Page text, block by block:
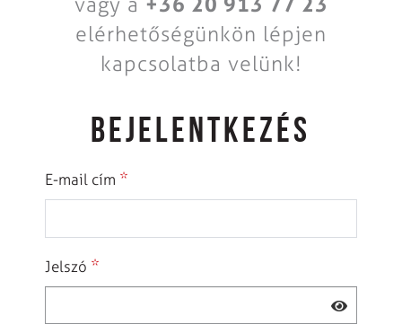
elérhetőségünkön lépjen
kapcsolatba velünk!
BEJELENTKEZÉS
E-mail cím *
Jelszó *